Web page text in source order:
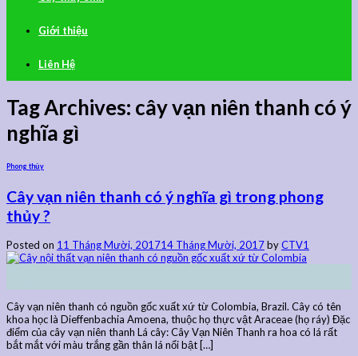
Giới thiệu
Liên Hệ
Tag Archives: cây vạn niên thanh có ý
nghĩa gì
Phong thủy
Cây vạn niên thanh có ý nghĩa gì trong phong
thủy ?
Posted on 11 Tháng Mười, 201714 Tháng Mười, 2017byCTV1
Cây vạn niên thanh có nguồn gốc xuất xứ từ Colombia, Brazil. Cây có tên
khoa học là Dieffenbachia Amoena, thuộc họ thực vật Araceae (họ ráy) Đặc
điểm của cây vạn niên thanh Lá cây: Cây Vạn Niên Thanh ra hoa có lá rất
bắt mắt với màu trắng gần thân lá nổi bật […]